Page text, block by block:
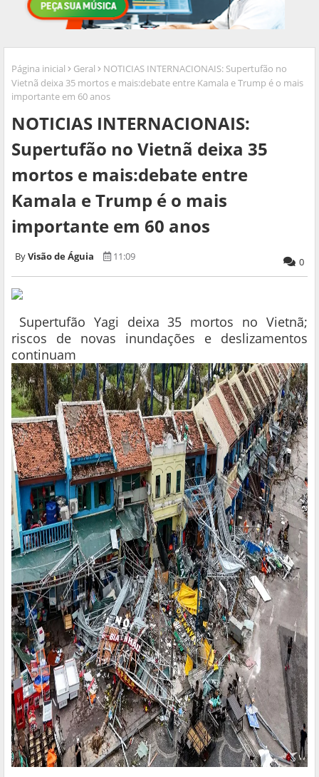
Página inicial Geral
NOTICIAS INTERNACIONAIS: Supertufão no
Vietnã deixa 35 mortos e mais:debate entre Kamala e Trump é o mais
importante em 60 anos
NOTICIAS INTERNACIONAIS:
Supertufão no Vietnã deixa 35
mortos e mais:debate entre
Kamala e Trump é o mais
importante em 60 anos
Visão de Águia 11:09 0
Supertufão Yagi deixa 35 mortos no Vietnã;
riscos de novas inundações e deslizamentos
continuam